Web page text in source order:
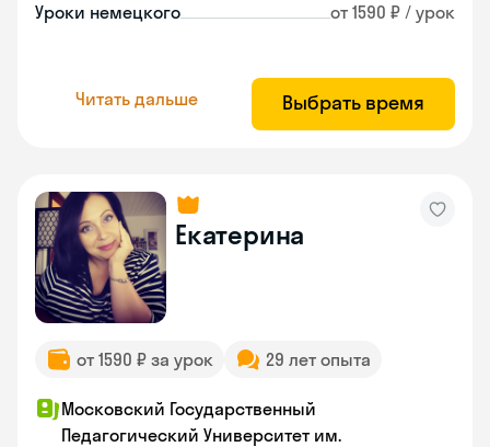
Уроки немецкого от 1590 ₽ / урок
Читать дальше Выбрать время
Екатерина
от 1590 ₽ за урок 29 лет опыта
Московский Государственный
Педагогический Университет им.